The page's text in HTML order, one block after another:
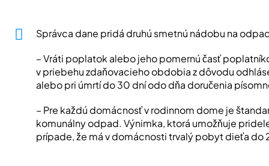
Správca dane pridá druhú smetnú nádobu na
– Vráti poplatok alebo jeho pomernú časť
v priebehu zdaňovacieho obdobia z dôvodu
alebo pri úmrtí do 30 dní odo dňa doručenia
– Pre každú domácnosť v rodinnom dome je
komunálny odpad. Výnimka, ktorá umožňuje
prípade, že má v domácnosti trvalý pobyt dieťa